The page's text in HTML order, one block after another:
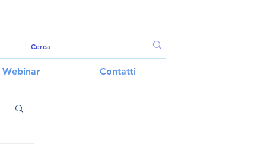
Webinar Contatti